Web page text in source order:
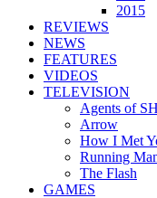
2015
REVIEWS
NEWS
FEATURES
VIDEOS
TELEVISION
Agents of
Arrow
How I Met
Running
The Flash
GAMES